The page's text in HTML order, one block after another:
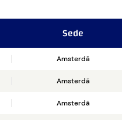
Sede
Amsterdã
Amsterdã
Amsterdã